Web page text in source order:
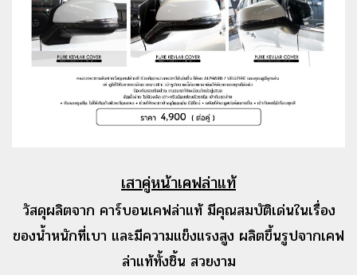
เสาคู่หน้าเคฟล่าแท้
วัสดุผลิตจาก คาร์บอนเคฟล่าแท้ มีคุณสมบัติเด่นในเรื่อง
ของน้ำหนักที่เบา และมีความแข็งแรงสูง ผลิตขึ้นรูปจากเคฟ
ล่าแท้ทั้งชิ้น สวยงาม